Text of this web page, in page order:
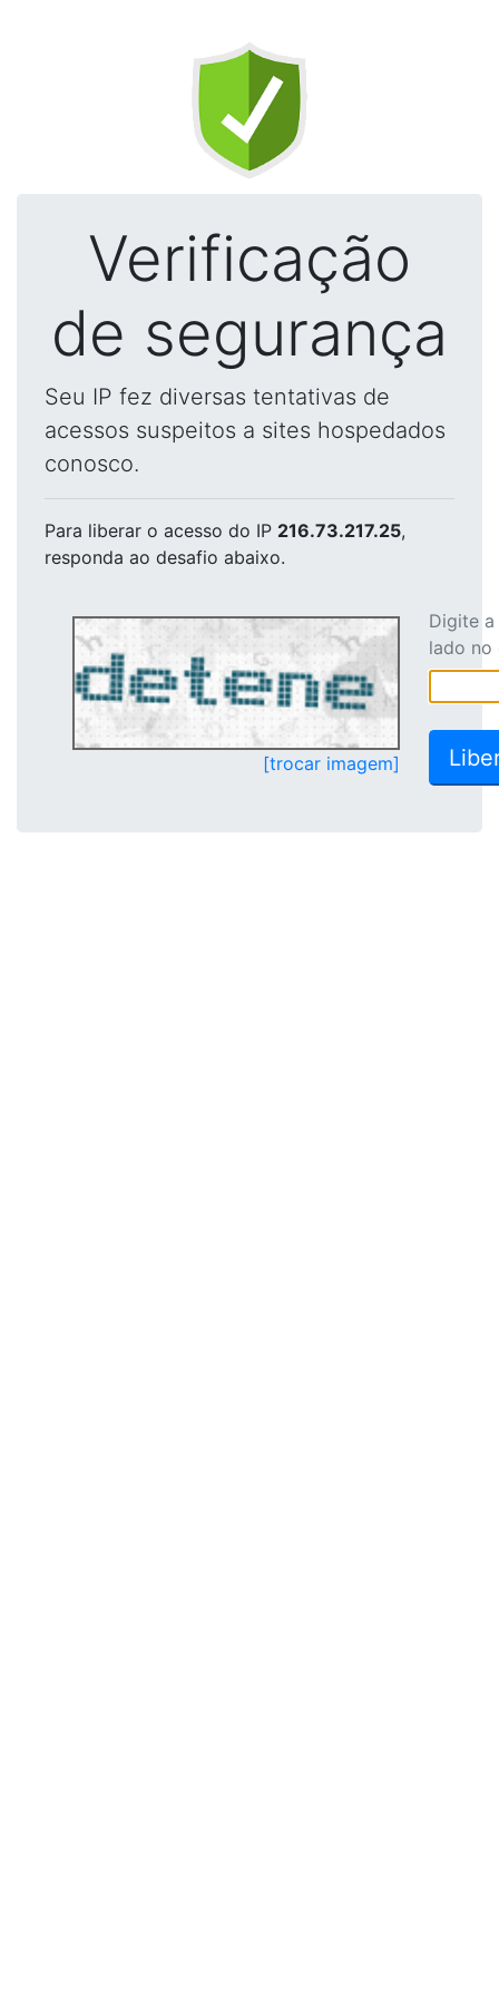
Verificação
de segurança
Seu IP fez diversas tentativas de
acessos suspeitos a sites hospedados
conosco.
Para liberar o acesso do IP 216.73.217.25,
responda ao desafio abaixo.
[trocar imagem]
Digite
lado no